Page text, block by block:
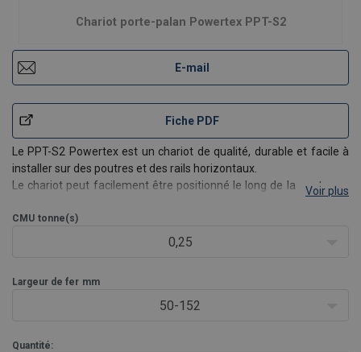
Chariot porte-palan Powertex PPT-S2
E-mail
Fiche PDF
Le PPT-S2 Powertex est un chariot de qualité, durable et facile à
installer sur des poutres et des rails horizontaux.
Le chariot peut facilement être positionné le long de la poutre en
Caractéristiques
Tous les chariots POWERTE
Voir plus
CMU tonne(s)
0,25
Largeur de fer mm
50-152
Quantité: